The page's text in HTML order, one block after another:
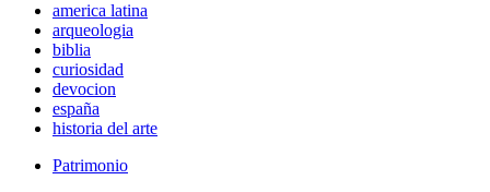
america latina
arqueologia
biblia
curiosidad
devocion
españa
historia del arte
Patrimonio